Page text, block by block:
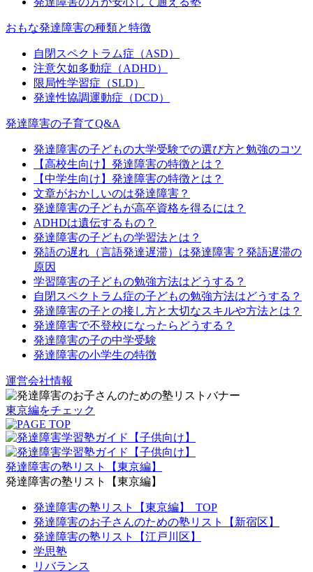
おもな発達障害の種類と特徴
自閉スペクトラム症（ASD）
注意欠如多動症（ADHD）
限局性学習症（SLD）
発達性協調運動症（DCD）
発達障害の子育てQ&A
発達障害の子どもの大学受験での選び方と勉強のコツ
【高校生向け】発達障害の特徴とは？
【中学生向け】発達障害の特徴とは？
文章がおかしいのは発達障害？
発達障害の子どもが高卒資格を得るには？
ADHDは遺伝するもの？
発達障害の子どもの学習法とは？
発語の遅れ（言語発達遅滞）は発達障害？発語遅滞の
原因
学習障害の子どもの勉強方法はどうする？
自閉スペクトラム症の子どもの勉強方法はどうする？
発達障害の子との接し方と大切なスキルや方法とは？
発達障害で不登校になったらどうする？
発達障害の子の中学受験
発達障害の小学生の特徴
運営会社情報
東京編をチェック
発達障害の塾リスト【東京編】
発達障害の塾リスト【東京編】
発達障害の塾リスト【東京編】_TOP
発達障害のお子さんのための塾リスト【新宿区】
発達障害の塾リスト【江戸川区】
学思塾
リバランス